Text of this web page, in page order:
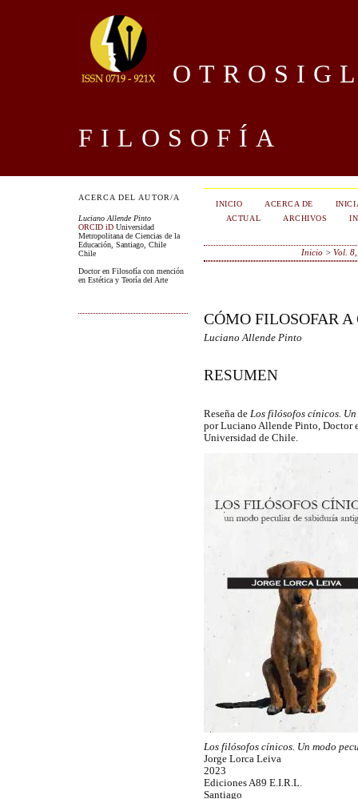
FILOSOFÍA
ACERCA DEL AUTOR/A
Luciano Allende Pinto
ORCID iD Universidad
Metropolitana de Ciencias de la
Educación, Santiago, Chile
Chile
Doctor en Filosofía con mención
en Estética y Teoría del Arte
INICIO ACERCA DE
ACTUAL
ARCHIVOS
Inicio> Vol.
CÓMO FILOSOFAR
Luciano Allende Pinto
RESUMEN
Reseña de Los filósofos cínicos.
por Luciano Allende Pinto, Doctor
Universidad de Chile.
Los filósofos cínicos. Un modo
Jorge Lorca Leiva
2023
Ediciones A89 E.I.R.L.
Santiago